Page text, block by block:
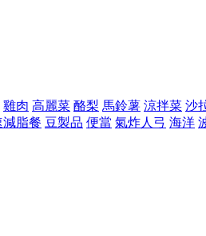
雞肉 高麗菜 酪梨 馬鈴薯 涼拌菜 沙
減脂餐 豆製品 便當 氣炸人弓 海洋